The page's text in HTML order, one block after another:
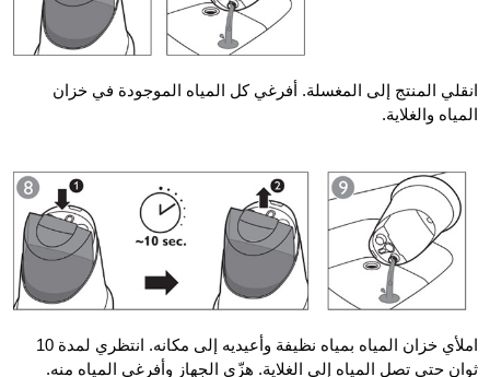
انقلي المنتج إلى المغسلة. أفرغي كل المياه الموجودة في خزان
المياه والغلاية.
املأي خزان المياه بمياه نظيفة وأعيديه إلى مكانه. انتظري لمدة 10
ثوانٍ حتى تصل المياه إلى الغلاية. هزّي الجهاز وأفرغي المياه منه.